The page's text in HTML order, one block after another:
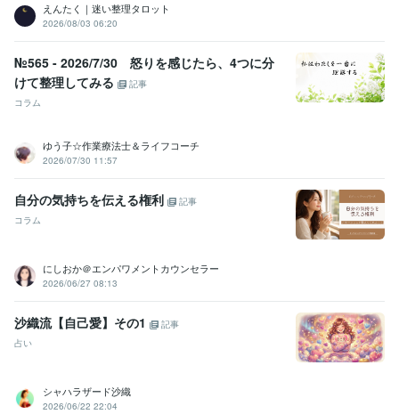
えんたく｜迷い整理タロット
2026/08/03 06:20
№565 - 2026/7/30 怒りを感じたら、4つに分
けて整理してみる
記事
コラム
ゆう子☆作業療法士＆ライフコーチ
2026/07/30 11:57
自分の気持ちを伝える権利
記事
コラム
にしおか＠エンパワメントカウンセラー
2026/06/27 08:13
沙織流【自己愛】その1
記事
占い
シャハラザード沙織
2026/06/22 22:04